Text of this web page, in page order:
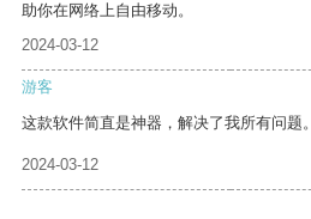
助你在网络上自由移动。
2024-03-12
游客
这款软件简直是神器，解决了我所有问题。
2024-03-12